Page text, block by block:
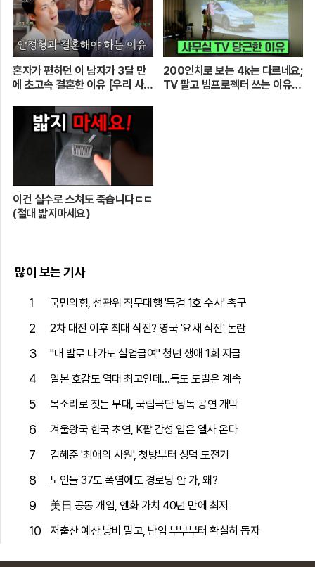
혼자가 편하던 이 남자가 3달 만
에 초고속 결혼한 이유 [우리 사이
200인치로 보는 4k는 다르네요;
TV 팔고 빔프로젝터 쓰는 이유
이건 실수로 스쳐도 죽습니다ㄷㄷ
(절대 밟지마세요)
많이 보는 기사
1 국민의힘, 선관위 직무대행 '특검 1호 수사' 촉구
2 2차 대전 이후 최대 작전? 영국 '요새 작전' 논란
3 "내 발로 나가도 실업급여" 청년 생애 1회 지급
4 일본 호감도 역대 최고인데…독도 도발은 계속
5 목소리로 짓는 무대, 국립극단 낭독 공연 개막
6 겨울왕국 한국 초연, K팝 감성 입은 엘사 온다
7 김혜준 '최애의 사원', 첫방부터 성덕 도전기
8 노인들 37도 폭염에도 경로당 안 가, 왜?
9 美日 공동 개입, 엔화 가치 40년 만에 최저
10 저출산 예산 낭비 말고, 난임 부부부터 확실히 돕자